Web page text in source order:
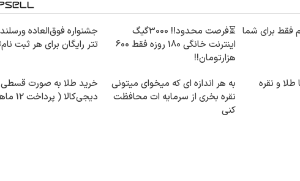
فقط برای شما
⏳فرصت محدود!! 3000گیگ
اینترنت خانگی 180 روزه فقط 600
هزارتومان!!
تتر رایگان برای هر ثبت
و نقره
به هر اندازه ای که میخوای میتونی
نقره بخری از سرمایه ات محافظت
کنی
خرید طلا به صورت قسطی
دیجی‌کالا ( پرداخت 12 ماهه )